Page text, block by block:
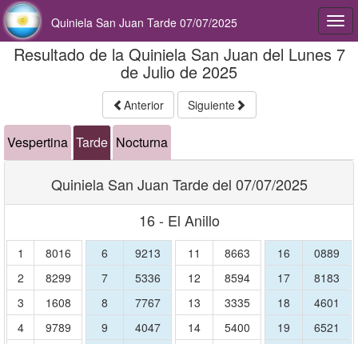
Quiniela San Juan Tarde 07/07/2025
Resultado de la Quiniela San Juan del Lunes 7
de Julio de 2025
Anterior Siguiente
Vespertina Tarde Nocturna
Quiniela San Juan Tarde del 07/07/2025
16 - El Anillo
1
8016
2
8299
3
1608
4
9789
6
9213
7
5336
8
7767
9
4047
11
8663
12
8594
13
3335
14
5400
16
0889
17
8183
18
4601
19
6521